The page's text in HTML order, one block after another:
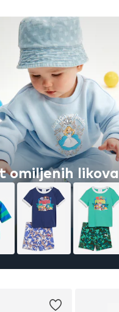
omiljenih